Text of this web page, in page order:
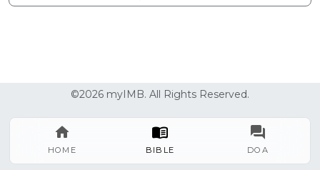
HOME BIBLE DOA
©2026 myIMB. All Rights Reserved.